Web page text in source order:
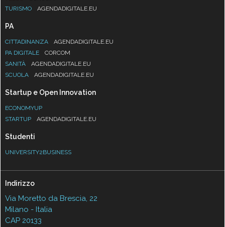
TURISMO
AGENDADIGITALE.EU
PA
CITTADINANZA
AGENDADIGITALE.EU
PA DIGITALE
CORCOM
SANITÀ
AGENDADIGITALE.EU
SCUOLA
AGENDADIGITALE.EU
Startup e Open Innovation
ECONOMYUP
STARTUP
AGENDADIGITALE.EU
Studenti
UNIVERSITY2BUSINESS
Indirizzo
Via Moretto da Brescia, 22
Milano - Italia
CAP 20133